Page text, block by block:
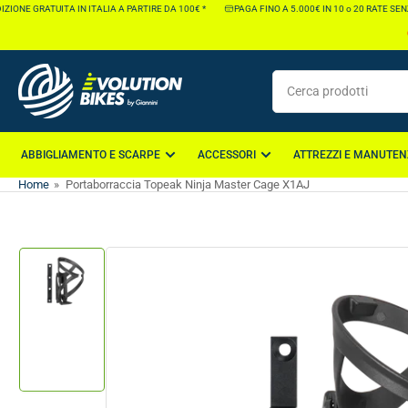
Vai
ai
contenuti
GRATUITA IN ITALIA A PARTIRE DA 100€ * PAGA FINO A 5.000€ IN 10 o 20 RATE
Cerca
prodotti
ABBIGLIAMENTO E SCARPE ACCESSORI ATTREZZI E
Home » Portaborraccia Topeak Ninja Master Cage X1AJ
Vai
direttamente